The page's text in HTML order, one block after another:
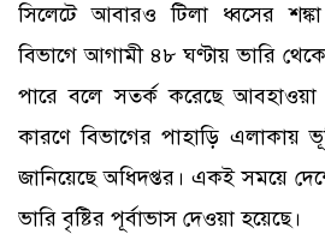
সিলেটে আবারও টিলা ধ্বসের
বিভাগে আগামী ৪৮ ঘণ্টায় ভারি
পারে বলে সতর্ক করেছে আবহাওয়া
কারণে বিভাগের পাহাড়ি এলাকায়
জানিয়েছে অধিদপ্তর। একই সময়ে
ভারি বৃষ্টির পূর্বাভাস দেওয়া হয়েছে।